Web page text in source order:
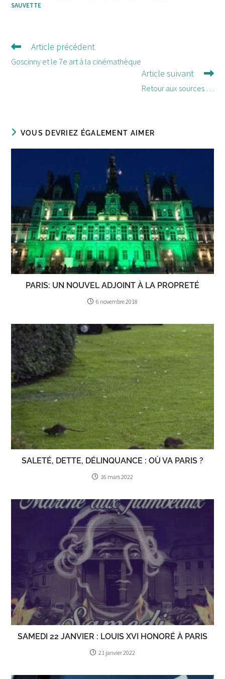
SAUVETTE
Lire
d'autres
Article précédent
Goscinny et le 7e art à la cinémathèque
Article suivant
Retour aux sources …
VOUS DEVRIEZ ÉGALEMENT AIMER
PARIS: UN NOUVEL ADJOINT À LA PROPRETÉ
6 novembre 2018
SALETÉ, DETTE, DÉLINQUANCE : OÙ VA PARIS ?
16 mars 2022
SAMEDI 22 JANVIER : LOUIS XVI HONORÉ À PARIS
21 janvier 2022